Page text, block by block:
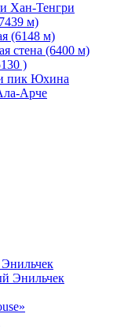
Хан-Тенгри
м)
(6148 м)
стена (6400 м)
)
пик Юхина
Арче
Энильчек